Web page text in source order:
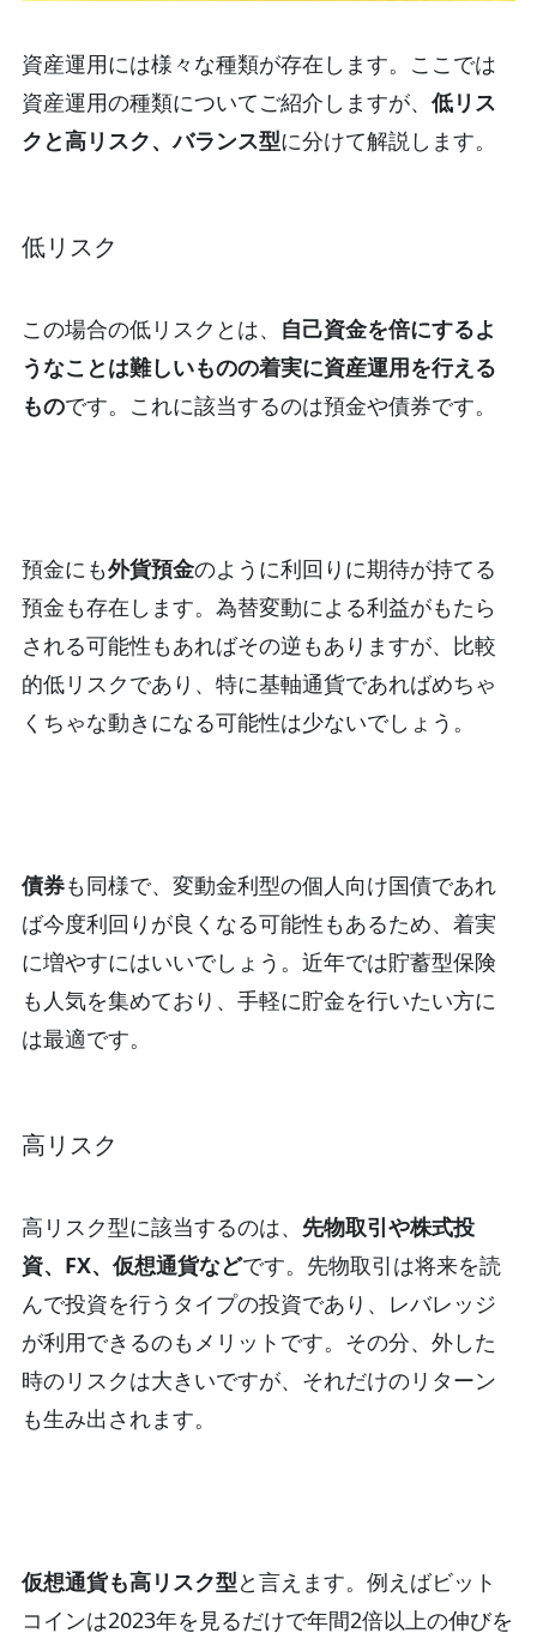
資産運用には様々な種類が存在します。ここでは
資産運用の種類についてご紹介しますが、 低リス
クと高リスク、バランス型に分けて解説します。
低リスク
この場合の低リスクとは、 自己資金を倍にするよ
うなことは難しいものの着実に資産運用を行える
ものです。これに該当するのは預金や債券です。
預金にも外貨預金のように利回りに期待が持てる
預金も存在します。為替変動による利益がもたら
される可能性もあればその逆もありますが、比較
的低リスクであり、特に基軸通貨であればめちゃ
くちゃな動きになる可能性は少ないでしょう。
債券も同様で、変動金利型の個人向け国債であれ
ば今度利回りが良くなる可能性もあるため、着実
に増やすにはいいでしょう。近年では貯蓄型保険
も人気を集めており、手軽に貯金を行いたい方に
は最適です。
高リスク
高リスク型に該当するのは、 先物取引や株式投
資、FX、仮想通貨などです。先物取引は将来を読
んで投資を行うタイプの投資であり、レバレッジ
が利用できるのもメリットです。その分、外した
時のリスクは大きいですが、それだけのリターン
も生み出されます。
仮想通貨も高リスク型と言えます。例えばビット
コインは2023年を見るだけで年間2倍以上の伸びを